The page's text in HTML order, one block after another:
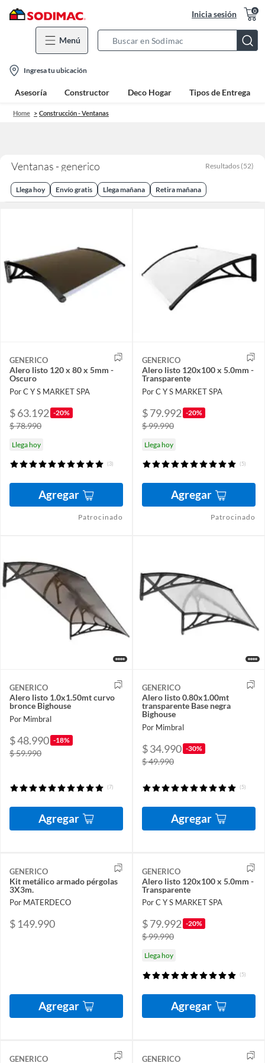
Inicia sesión 0
Menú
Bar
location-
icon
Ingresa tu ubicación
Asesoría Constructor Deco Hogar Tipos de Entrega
Home Construcción - Ventanas
Ventanas - generico Resultados (52)
Llega hoy Envío gratis Llega mañana Retira mañana
GENERICO
Alero listo 120 x 80 x 5mm -
Oscuro
Por C Y S MARKET SPA
$ 63.192 -20%
$ 78.990
Llega hoy
(3)
Agregar
Patrocinado
GENERICO
Alero listo 120x100 x 5.0mm -
Transparente
Por C Y S MARKET SPA
$ 79.992 -20%
$ 99.990
Llega hoy
(5)
Agregar
Patrocinado
GENERICO
Alero listo 1.0x1.50mt curvo
bronce Bighouse
Por Mimbral
$ 48.990 -18%
$ 59.990
(7)
Agregar
GENERICO
Alero listo 0.80x1.00mt
transparente Base negra
Bighouse
Por Mimbral
$ 34.990 -30%
$ 49.990
(5)
Agregar
GENERICO
Kit metálico armado pérgolas
3X3m.
Por MATERDECO
$ 149.990
Agregar
GENERICO
Alero listo 120x100 x 5.0mm -
Transparente
Por C Y S MARKET SPA
$ 79.992 -20%
$ 99.990
Llega hoy
(5)
Agregar
GENERICO GENERICO